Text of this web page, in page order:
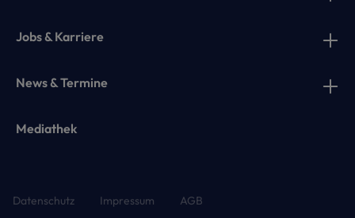
Jobs & Karriere
News & Termine
Mediathek
Datenschutz Impressum AGB